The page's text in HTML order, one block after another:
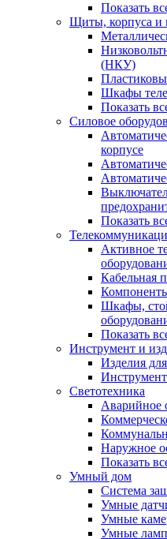
Показать
Щиты, корпуса и
(НКУ)
Шкафы
Показать
Силовое
корпусе
Показать
Активное
Кабельная
Шкафы,
Показать
Инструмент и
Изделия
Светотехника
Аварийное
Наружное
Показать
Умный дом
Система
Умные
Умные
Умные